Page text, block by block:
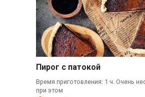
Пирог с патокой
Время приготовления: 1 ч. Очень
при этом